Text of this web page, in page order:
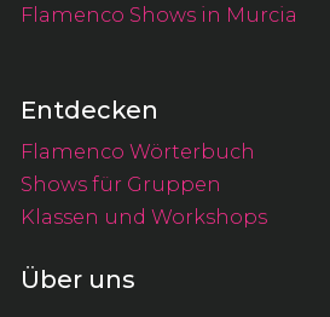
Flamenco Shows in Murcia
Entdecken
Flamenco Wörterbuch
Shows für Gruppen
Klassen und Workshops
Über uns